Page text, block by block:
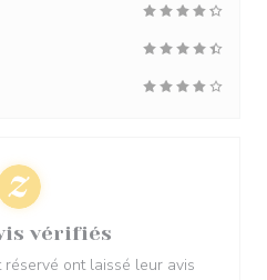
vérifiés
ont laissé leur avis